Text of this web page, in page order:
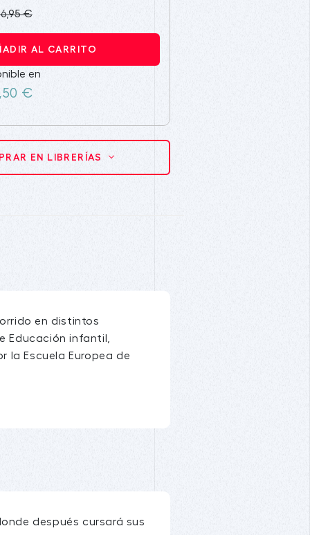
€
AL CARRITO
en
€
EN LIBRERÍAS
en distintos
Educación infantil,
la Escuela Europea de
después cursará sus